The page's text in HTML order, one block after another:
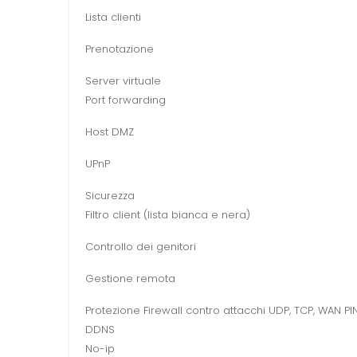
Lista clienti
Prenotazione
Server virtuale
Port forwarding
Host DMZ
UPnP
Sicurezza
Filtro client (lista bianca e nera)
Controllo dei genitori
Gestione remota
Protezione Firewall contro attacchi UDP, TCP, WAN
DDNS
No-ip